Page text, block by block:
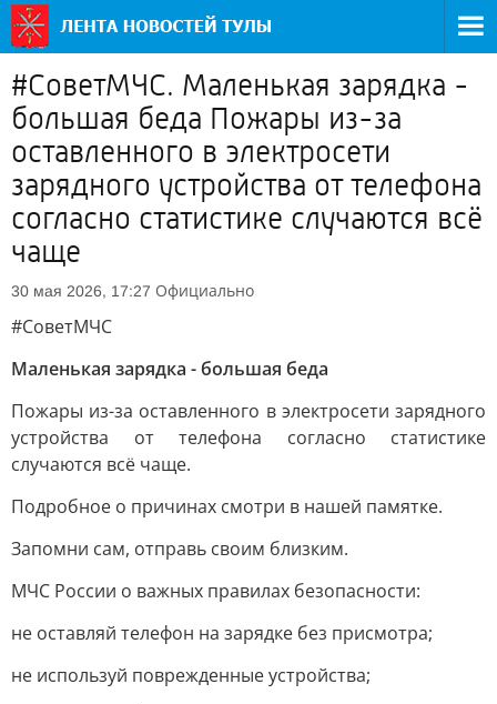
#СоветМЧС. Маленькая зарядка -
большая беда Пожары из-за
оставленного в электросети
зарядного устройства от телефона
согласно статистике случаются всё
чаще
30 мая 2026, 17:27 Официально
#СоветМЧС
Маленькая зарядка - большая беда
Пожары из-за оставленного в электросети зарядного
устройства от телефона согласно статистике
случаются всё чаще.
Подробное о причинах смотри в нашей памятке.
Запомни сам, отправь своим близким.
МЧС России о важных правилах безопасности:
не оставляй телефон на зарядке без присмотра;
не используй поврежденные устройства;